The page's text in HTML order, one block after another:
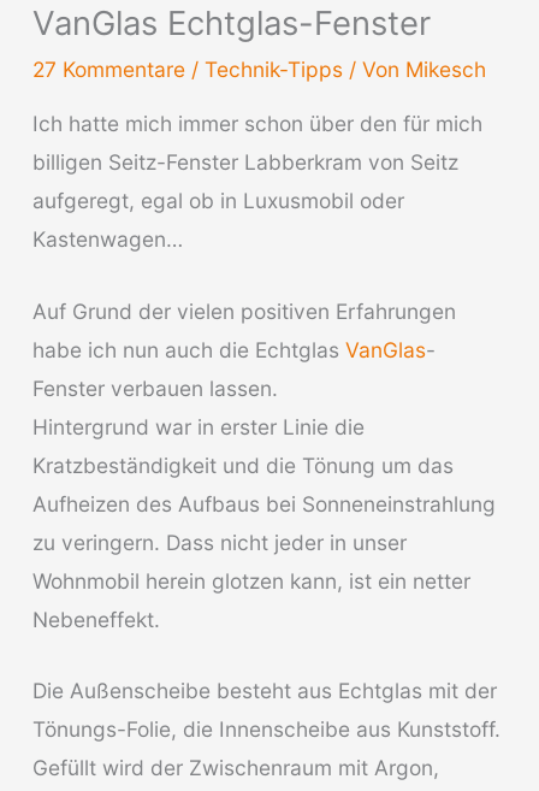
VanGlas Echtglas-Fenster
27 Kommentare / Technik-Tipps/ Von Mikesch
Ich hatte mich immer schon über den für mich
billigen Seitz-Fenster Labberkram von Seitz
aufgeregt, egal ob in Luxusmobil oder
Kastenwagen…
Auf Grund der vielen positiven Erfahrungen
habe ich nun auch die Echtglas VanGlas-
Fenster verbauen lassen.
Hintergrund war in erster Linie die
Kratzbeständigkeit und die Tönung um das
Aufheizen des Aufbaus bei Sonneneinstrahlung
zu veringern. Dass nicht jeder in unser
Wohnmobil herein glotzen kann, ist ein netter
Nebeneffekt.
Die Außenscheibe besteht aus Echtglas mit der
Tönungs-Folie, die Innenscheibe aus Kunststoff.
Gefüllt wird der Zwischenraum mit Argon,